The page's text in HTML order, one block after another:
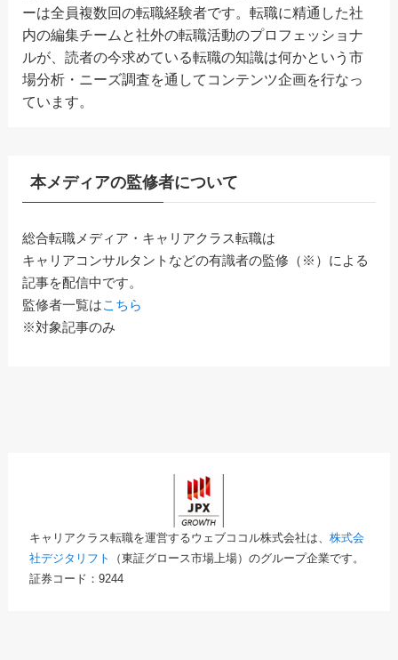
ーは全員複数回の転職経験者です。転職に精通した社
内の編集チームと社外の転職活動のプロフェッショナ
ルが、読者の今求めている転職の知識は何かという市
場分析・ニーズ調査を通してコンテンツ企画を行なっ
ています。
本メディアの監修者について
総合転職メディア・キャリアクラス転職は
キャリアコンサルタントなどの有識者の監修（※）による
記事を配信中です。
監修者一覧はこちら
※対象記事のみ
キャリアクラス転職を運営するウェブココル株式会社は、株式会
社デジタリフト
（東証グロース市場上場）のグループ企業です。
証券コード：9244